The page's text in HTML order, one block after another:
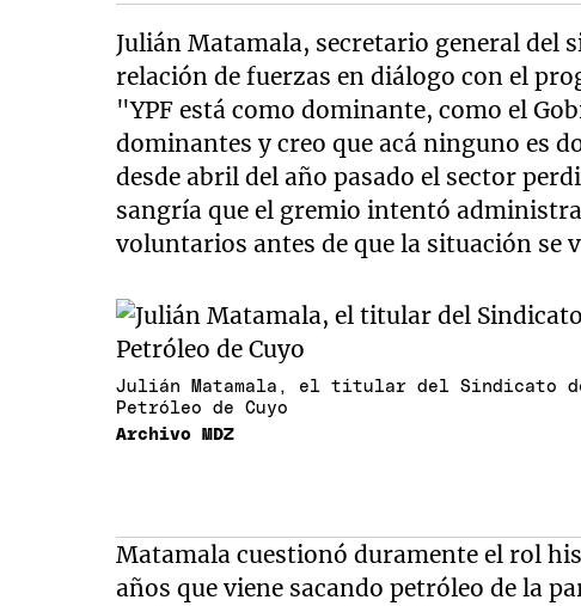
Julián Matamala, secretario general del
relación de fuerzas en diálogo con el
"YPF está como dominante, como el
dominantes y creo que acá ninguno es
desde abril del año pasado el sector
sangría que el gremio intentó
voluntarios antes de que la situación se
Julián Matamala, el titular del Sindicato
Petróleo de Cuyo
Archivo MDZ
Matamala cuestionó duramente el rol
años que viene sacando petróleo de la